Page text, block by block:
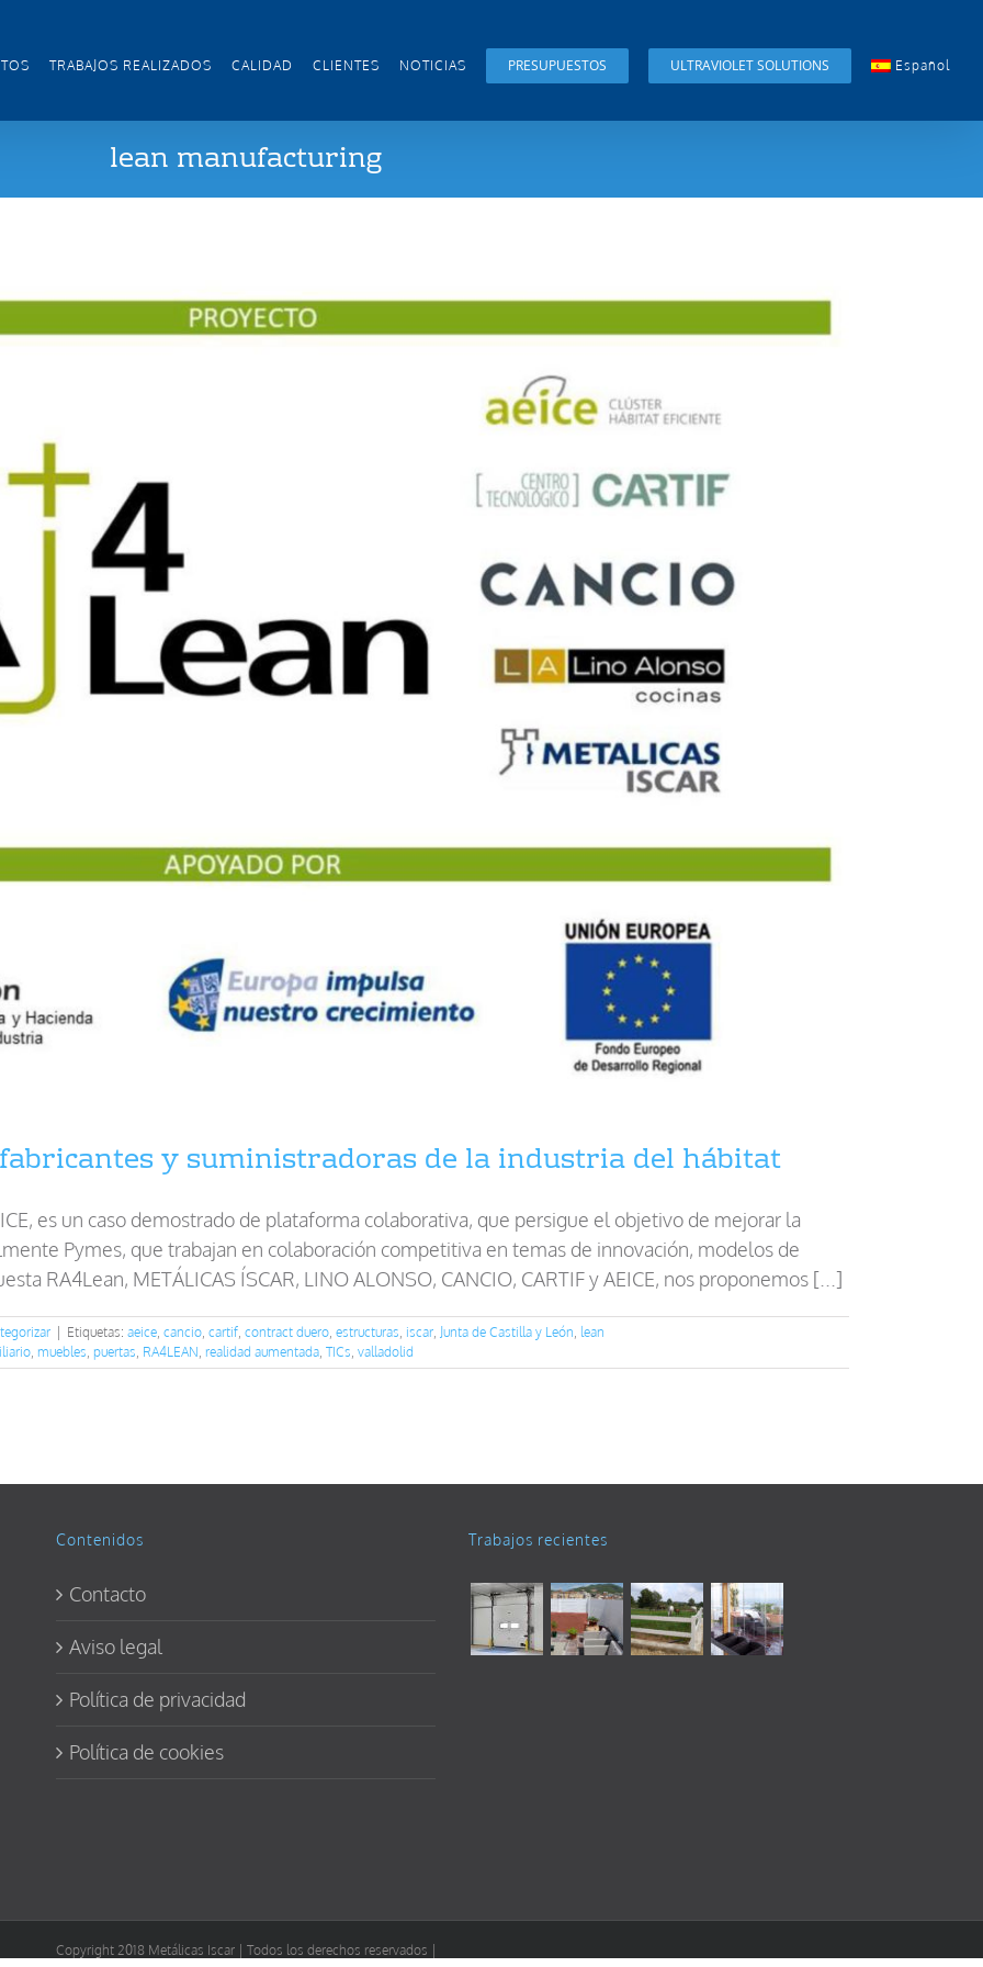
TRABAJOS REALIZADOS CALIDAD CLIENTES NOTICIAS PRESUPUESTOS ULTRAVIOLET SOLUTIONS Español
lean manufacturing
y suministradoras de la industria del hábitat
es un caso demostrado de plataforma colaborativa, que persigue el objetivo de mejorar la
Pymes, que trabajan en colaboración competitiva en temas de innovación, modelos de
RA4Lean, METÁLICAS ÍSCAR, LINO ALONSO, CANCIO, CARTIF y AEICE, nos proponemos [...]
Etiquetas: aeice, cancio, cartif, contract duero, estructuras, iscar, Junta de Castilla y León, lean
, muebles, puertas, RA4LEAN, realidad aumentada, TICs, valladolid
Contenidos
Contacto
Aviso legal
Política de privacidad
Política de cookies
Trabajos recientes
Copyright 2018 Metálicas Iscar | Todos los derechos reservados |